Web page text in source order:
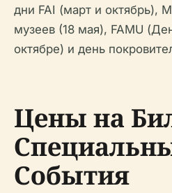
дни FAI (март и октябрь),
музеев (18 мая), FAMU
октябре) и день
Цены на
События